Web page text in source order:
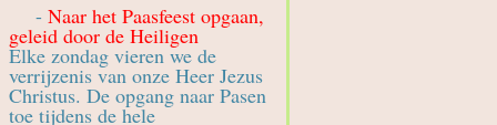
- Naar het Paasfeest opgaan,
geleid door de Heiligen
Elke zondag vieren we de
verrijzenis van onze Heer Jezus
Christus. De opgang naar Pasen
toe tijdens de hele